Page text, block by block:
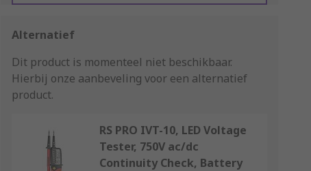
Alternatief
Dit product is momenteel niet beschikbaar.
Hierbij onze aanbeveling voor een alternatief
product.
RS PRO IVT-10, LED Voltage
Tester, 750V ac/dc
Continuity Check, Battery